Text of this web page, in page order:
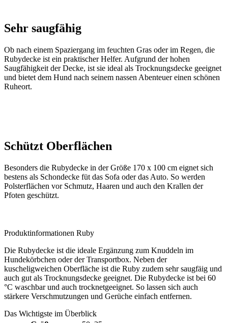
Sehr saugfähig
Ob nach einem Spaziergang im feuchten Gras oder im Regen, die
Rubydecke ist ein praktischer Helfer. Aufgrund der hohen
Saugfähigkeit der Decke, ist sie ideal als Trocknungsdecke geeignet
und bietet dem Hund nach seinem nassen Abenteuer einen schönen
Ruheort.
Schützt Oberflächen
Besonders die Rubydecke in der Größe 170 x 100 cm eignet sich
bestens als Schondecke füt das Sofa oder das Auto. So werden
Polsterflächen vor Schmutz, Haaren und auch den Krallen der
Pfoten geschützt.
Produktinformationen Ruby
Die Rubydecke ist die ideale Ergänzung zum Knuddeln im
Hundekörbchen oder der Transportbox. Neben der
kuscheligweichen Oberfläche ist die Ruby zudem sehr saugfäig und
auch gut als Trocknungsdecke geeignet. Die Rubydecke ist bei 60
°C waschbar und auch trocknetgeeignet. So lassen sich auch
stärkere Verschmutzungen und Gerüche einfach entfernen.
Das Wichtigste im Überblick